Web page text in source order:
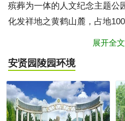
殡葬为一体的人文纪念主题公
化发祥地之黄鹤山麓，占地
杭大运河从前方蜿蜒流过。安
之厚德。
展开全文
安贤园陵园环境